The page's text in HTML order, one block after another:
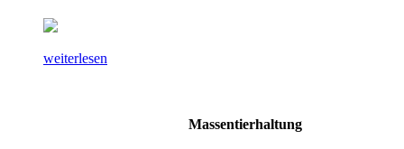
weiterlesen
Massentierhaltung